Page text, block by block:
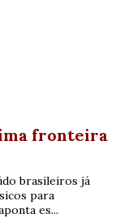
fronteira
brasileiros já
para
es...